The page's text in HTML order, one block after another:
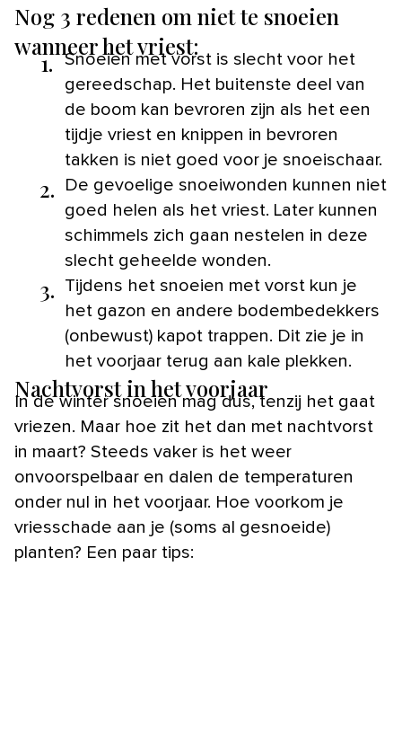
Nog 3 redenen om niet te snoeien
wanneer het vriest:
1.
Snoeien met vorst is slecht voor het
gereedschap. Het buitenste deel van
de boom kan bevroren zijn als het een
tijdje vriest en knippen in bevroren
takken is niet goed voor je snoeischaar.
2.
De gevoelige snoeiwonden kunnen niet
goed helen als het vriest. Later kunnen
schimmels zich gaan nestelen in deze
slecht geheelde wonden.
3.
Tijdens het snoeien met vorst kun je
het gazon en andere bodembedekkers
(onbewust) kapot trappen. Dit zie je in
het voorjaar terug aan kale plekken.
Nachtvorst in het voorjaar
In de winter snoeien mag dus, tenzij het gaat
vriezen. Maar hoe zit het dan met nachtvorst
in maart? Steeds vaker is het weer
onvoorspelbaar en dalen de temperaturen
onder nul in het voorjaar. Hoe voorkom je
vriesschade aan je (soms al gesnoeide)
planten? Een paar tips: